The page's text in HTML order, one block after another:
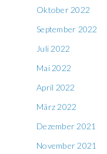
Oktober 2022
September 2022
Juli 2022
Mai 2022
April 2022
März 2022
Dezember 2021
November 2021